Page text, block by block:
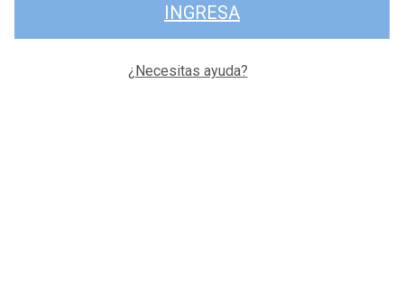
INGRESA
¿Necesitas ayuda?